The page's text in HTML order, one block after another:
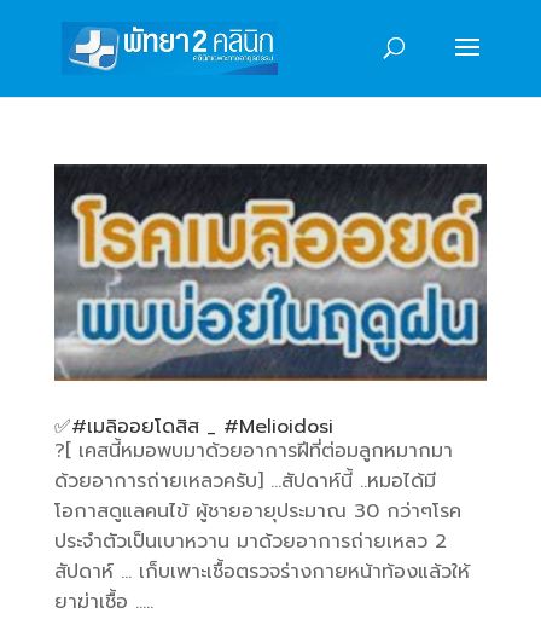
✅️#เมลิออยโดสิส _ #Melioidosi
?[ เคสนี้หมอพบมาด้วยอาการฝีที่ต่อมลูกหมากมา
ด้วยอาการถ่ายเหลวครับ] …สัปดาห์นี้ ..หมอได้มี
โอกาสดูแลคนไข้ ผู้ชายอายุประมาณ 30 กว่าๆโรค
ประจำตัวเป็นเบาหวาน มาด้วยอาการถ่ายเหลว 2
สัปดาห์ … เก็บเพาะเชื้อตรวจร่างกายหน้าท้องแล้วให้
ยาฆ่าเชื้อ .....